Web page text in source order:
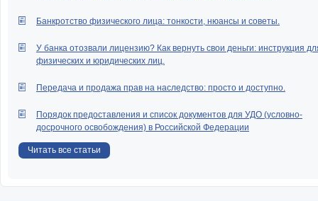
Банкротство физического лица: тонкости, нюансы и советы.
У банка отозвали лицензию? Как вернуть свои деньги: инструкция
физических и юридических лиц.
Передача и продажа прав на наследство: просто и доступно.
Порядок предоставления и список документов для УДО (условно-
досрочного освобождения) в Российской Федерации
Читать все статьи